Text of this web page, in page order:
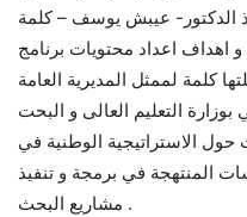
الدكتور- عيبش يوسف – كلمة
اهداف اعداد محتويات برنامج
كلمة لممثل المديرية العامة
التعليم العالى و البحت
الاستراتيجية الوطنية في
المنتهجة في برمجة و تنفيذ
مشاريع البحث .